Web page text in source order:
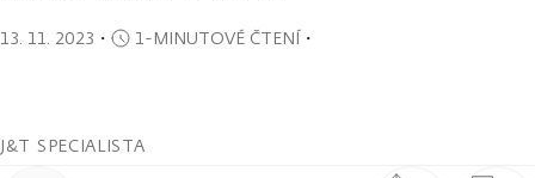
13. 11. 2023 ・ 1-MINUTOVÉ ČTENÍ・
J&T SPECIALISTA